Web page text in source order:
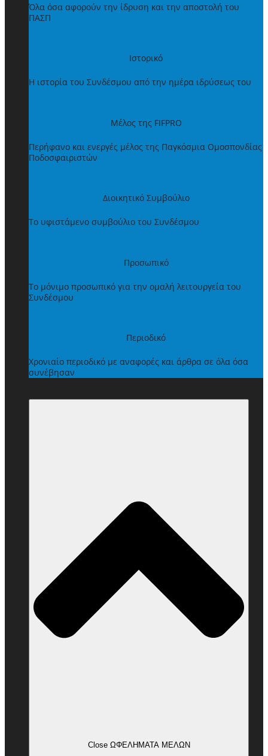
Όλα όσα αφορούν την ίδρυση και την αποστολή του
ΠΑΣΠ
Ιστορικό
Η ιστορία του Συνδέσμου από την ημέρα ιδρύσεως του
Μέλος της FIFPRO
Περήφανο και ενεργές μέλος της Παγκόσμια Ομοσπονδίας
Ποδοσφαιριστών
Διοικητικό Συμβούλιο
Το υφιστάμενο συμβούλιο του Συνδέσμου
Προσωπικό
Το μόνιμο προσωπικό για την ομαλή λειτουργεία του
Συνδέσμου
Περιοδικό
Χρονιαίο περιοδικό με αναφορές και άρθρα σε όλα όσα
συνέβησαν
Close ΩΦΕΛΗΜΑΤΑ ΜΕΛΩΝ